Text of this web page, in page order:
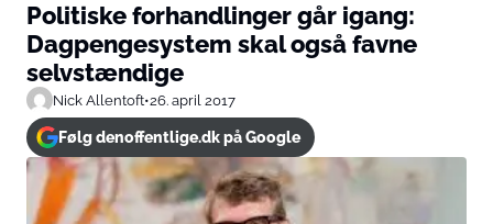
Politiske forhandlinger går igang:
Dagpengesystem skal også favne
selvstændige
Nick Allentoft•26. april 2017
Følg denoffentlige.dk på Google